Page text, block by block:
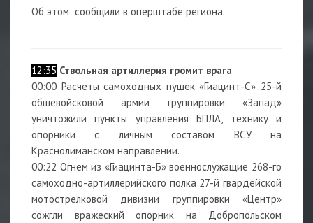
Об этом сообщили в оперштабе региона.
12:35 Ствольная артиллерия громит врага
00:00 Расчеты самоходных пушек «Гиацинт-С» 25-й
общевойсковой армии группировки «Запад»
уничтожили пункты управления БПЛА, технику и
опорники с личным составом ВСУ на
Краснолиманском направлении.
00:22 Огнем из «Гиацинта-Б» военнослужащие 268-го
самоходно-артиллерийского полка 27-й гвардейской
мотострелковой дивизии группировки «Центр»
сожгли вражеский опорник на Добропольском